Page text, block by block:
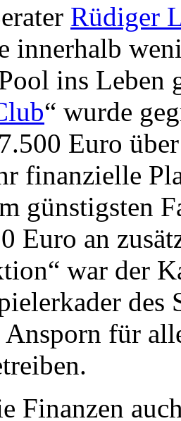
Rüdiger
innerhalb
ins Leben
“ wurde
Euro
finanzielle
günstigsten
Euro an
war der
für
Finanzen